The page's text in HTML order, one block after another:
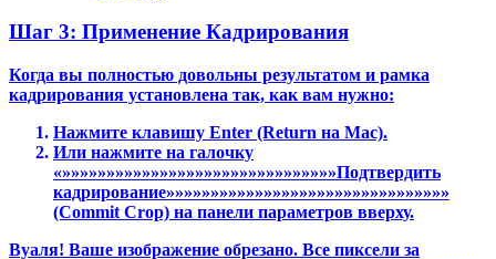
Шаг 3: Применение Кадрирования
Когда вы полностью довольны результатом и рамка
кадрирования установлена так, как вам нужно:
Нажмите клавишу Enter (Return на Mac).
Или нажмите на галочку
«»»»»»»»»»»»»»»»»»»»»»»»»»»»»»»»Подтвердить
кадрирование»»»»»»»»»»»»»»»»»»»»»»»»»»»»»»»»
(Commit Crop) на панели параметров вверху.
Вуаля! Ваше изображение обрезано. Все пиксели за